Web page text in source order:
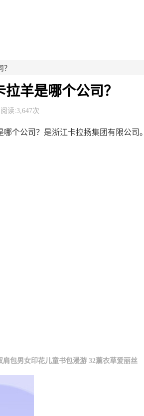
羊是哪个公司？
读:3,647次
个公司？是浙江卡拉扬集团有限公司。
包男女印花儿童书包漫游 32薰衣草爱丽丝